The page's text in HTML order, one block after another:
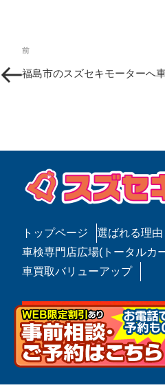
投
稿
ナ
ー
シ
ョ
過
の
前
福島市のスズセキモーターへ
トップページ 選ばれる理由
車検専門店広場(トータルカ
車買取バリューアップ